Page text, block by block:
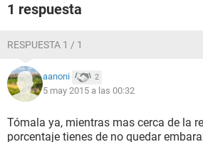
1 respuesta
RESPUESTA 1 / 1
aanoni 2
5 may 2015 a las 00:32
Tómala ya, mientras mas cerca de la
porcentaje tienes de no quedar